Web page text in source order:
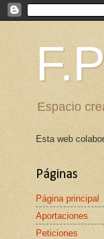
Espacio
Esta web
Páginas
Página principal
Aportaciones
Peticiones